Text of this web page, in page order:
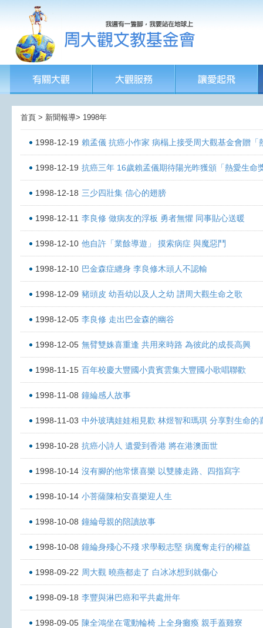
首頁 > 新聞報導> 1998年
1998-12-19 賴孟儀 抗癌小作家 病榻上接受周大觀基金會贈「
1998-12-19 抗癌三年 16歲賴孟儀期待陽光昨獲頒「熱愛生命
1998-12-18 三少四壯集 信心的翅膀
1998-12-11 李良修 做病友的浮板 勇者無懼 同事貼心送暖
1998-12-10 他自許「業餘導遊」 摸索病症 與魔惡鬥
1998-12-10 巴金森症纏身 李良修木頭人不認輸
1998-12-09 豬頭皮 幼吾幼以及人之幼 譜周大觀生命之歌
1998-12-05 李良修 走出巴金森的幽谷
1998-12-05 無臂雙姝喜重逢 共用來時路 為彼此的成長高興
1998-11-15 百年校慶大豐國小貴賓雲集大豐國小歌唱聯歡
1998-11-08 鐘綸感人故事
1998-11-03 中外玻璃娃娃相見歡 林煜智和瑪琪 分享對生命的
1998-10-28 抗癌小詩人 遺愛到香港 將在港澳面世
1998-10-14 沒有腳的他常懷喜樂 以雙膝走路、四指寫字
1998-10-14 小菩薩陳柏安喜樂迎人生
1998-10-08 鐘綸母親的陪讀故事
1998-10-08 鐘綸身殘心不殘 求學毅志堅 病魔奪走行的權益
1998-09-22 周大觀 曉燕都走了 白冰冰想到就傷心
1998-09-18 李豐與淋巴癌和平共處卅年
1998-09-05 陳全鴻坐在電動輪椅 上全身癱瘓 親手蓋雞寮